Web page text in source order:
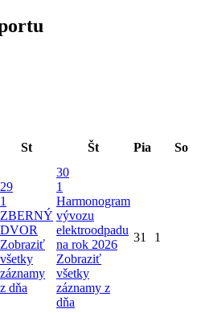
St Št Pia
So
29
1
ZBERNÝ
DVOR
Zobraziť
všetky
záznamy
z dňa
30
1
Harmonogram
vývozu
elektroodpadu
na rok 2026
Zobraziť
všetky
záznamy z
dňa
31 1